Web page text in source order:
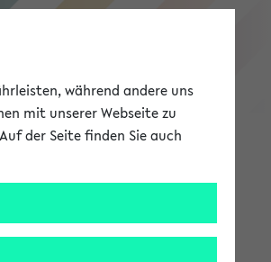
eKVV
während andere uns
mit unserer Webseite zu
der Seite finden Sie auch